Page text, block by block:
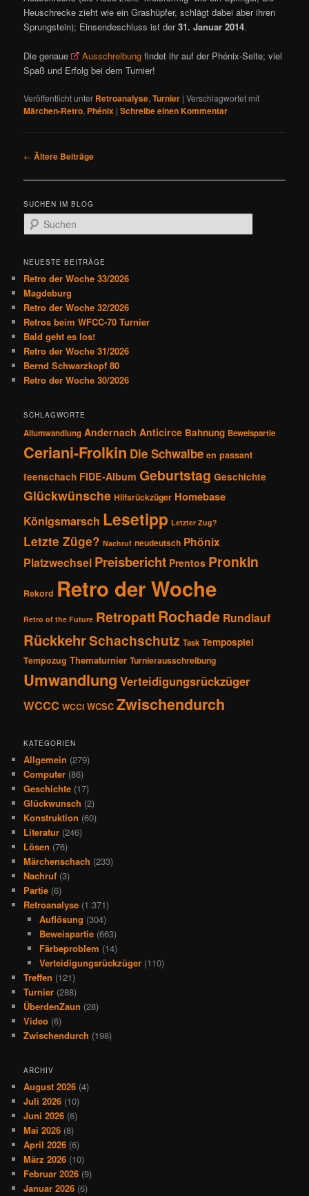
Heuschrecke zieht wie ein Grashüpfer, schlägt dabei aber ihren
Sprungstein); Einsendeschluss ist der31. Januar 2014.
Die genaue Ausschreibung findet ihr auf der Phénix-Seite; viel
Spaß und Erfolg bei dem Turnier!
Veröffentlicht unter Retroanalyse,Turnier |Verschlagwortet mit
Märchen-Retro, Phénix |Schreibe einen Kommentar
B
i
r
a
v
i
g
a
t
i
o
← Ältere Beiträge
SUCHEN IM BLOG
u
h
n
NEUESTE BEITRÄGE
Retro der Woche 33/2026
Magdeburg
Retro der Woche 32/2026
Retros beim WFCC-70 Turnier
Bald geht es los!
Retro der Woche 31/2026
Bernd Schwarzkopf 80
Retro der Woche 30/2026
SCHLAGWORTE
Allumwandlung Andernach Anticirce Bahnung Beweispartie
Ceriani-Frolkin Die Schwalbe en passant
feenschach FIDE-Album Geburtstag Geschichte
Glückwünsche Hilfsrückzüger Homebase
Königsmarsch Lesetipp Letzter Zug?
Letzte Züge? Nachruf neudeutsch Phönix
Platzwechsel Preisbericht Prentos Pronkin
Rekord Retro der Woche
Retro of the Future RetropattRochade Rundlauf
RückkehrSchachschutz Task Tempospiel
Tempozug Thematurnier Turnierausschreibung
Umwandlung Verteidigungsrückzüger
WCCC WCCI WCSC Zwischendurch
KATEGORIEN
Allgemein (279)
Computer (86)
Geschichte (17)
Glückwunsch (2)
Konstruktion (60)
Literatur (246)
Lösen (76)
Märchenschach (233)
Nachruf (3)
Partie (6)
Retroanalyse (1.371)
Auflösung (304)
Beweispartie(663)
Färbeproblem (14)
Verteidigungsrückzüger(110)
Treffen (121)
Turnier (288)
ÜberdenZaun (28)
Video (6)
Zwischendurch (198)
ARCHIV
August 2026 (4)
Juli 2026 (10)
Juni 2026 (6)
Mai 2026 (8)
April 2026 (6)
März 2026 (10)
Februar 2026 (9)
Januar 2026 (6)